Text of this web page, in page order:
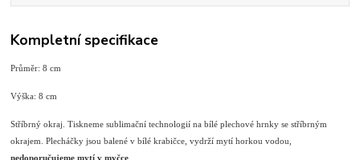
Kompletní specifikace
Průměr: 8 cm
Výška: 8 cm
Stříbrný okraj. Tiskneme sublimační technologií na bílé plechové hrnky se stříbrným
okrajem. Plecháčky jsou balené v bílé krabičce, vydrží mytí horkou vodou,
nedoporučujeme mytí v myčce